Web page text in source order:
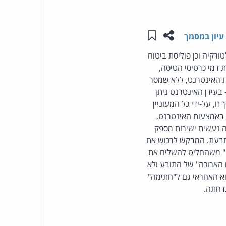
שתפו עמוד זה
שמור ב"תכנים שלי"
עיון במסמך
וכן פוליסת ביטוח
דמי כרטיסי הטיסה,
האינטרנט, ללא שמסר
האינטרנט ניתן
על-ידי כל המעוניין
באמצעות האינטרנט,
נעשית ישירות מספק
המבקש לרכוש את
משהחליט להשלים את
הארוכה" של התובע ולא
האחראי גם ל"חתימה"